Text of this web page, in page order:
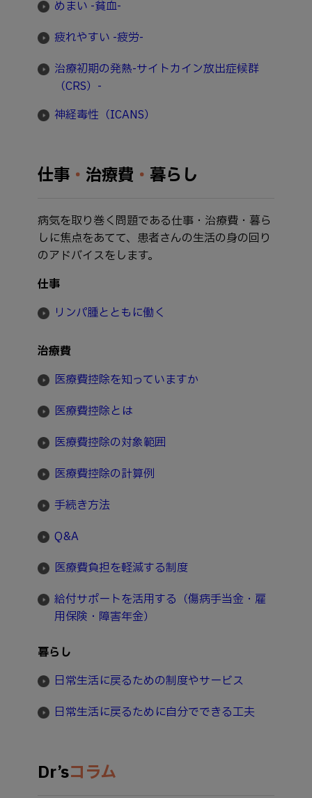
めまい -貧血-
疲れやすい -疲労-
治療初期の発熱-サイトカイン放出症候群
（CRS）-
神経毒性（ICANS）
仕事 ・ 治療費 ・ 暮らし
病気を取り巻く問題である仕事・治療費・暮ら
しに焦点をあてて、患者さんの生活の身の回り
のアドバイスをします。
仕事
リンパ腫とともに働く
治療費
医療費控除を知っていますか
医療費控除とは
医療費控除の対象範囲
医療費控除の計算例
手続き方法
Q&A
医療費負担を軽減する制度
給付サポートを活用する（傷病手当金・雇
用保険・障害年金）
暮らし
日常生活に戻るための制度やサービス
日常生活に戻るために自分でできる工夫
Dr’sコラム